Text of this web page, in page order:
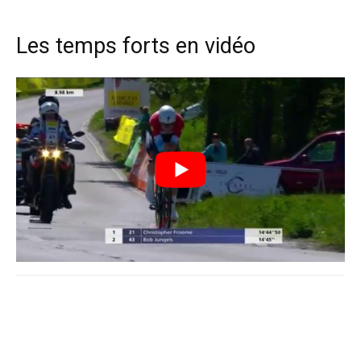
Les temps forts en vidéo